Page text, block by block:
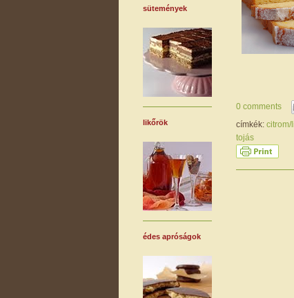
0 comments
címkék: citrom/
tojás
sütemények
likőrök
édes apróságok